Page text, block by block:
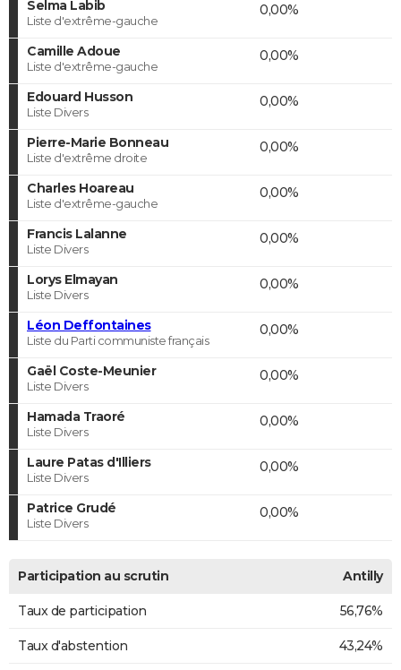
Selma Labib
Liste d'extrême-gauche
0,00%
Camille Adoue
Liste d'extrême-gauche
0,00%
Edouard Husson
Liste Divers
0,00%
Pierre-Marie Bonneau
Liste d'extrême droite
0,00%
Charles Hoareau
Liste d'extrême-gauche
0,00%
Francis Lalanne
Liste Divers
0,00%
Lorys Elmayan
Liste Divers
0,00%
Léon Deffontaines
Liste du Parti communiste français
0,00%
Gaël Coste-Meunier
Liste Divers
0,00%
Hamada Traoré
Liste Divers
0,00%
Laure Patas d'Illiers
Liste Divers
0,00%
Patrice Grudé
Liste Divers
0,00%
Participation au scrutin Antilly
Taux de participation 56,76%
Taux d'abstention 43,24%